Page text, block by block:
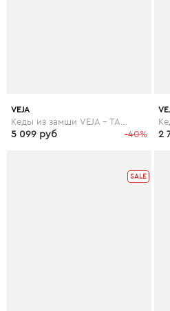
VEJA
-40%
5 099 руб 2
SALE